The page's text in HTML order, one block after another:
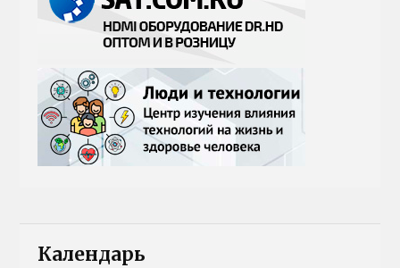
Календарь